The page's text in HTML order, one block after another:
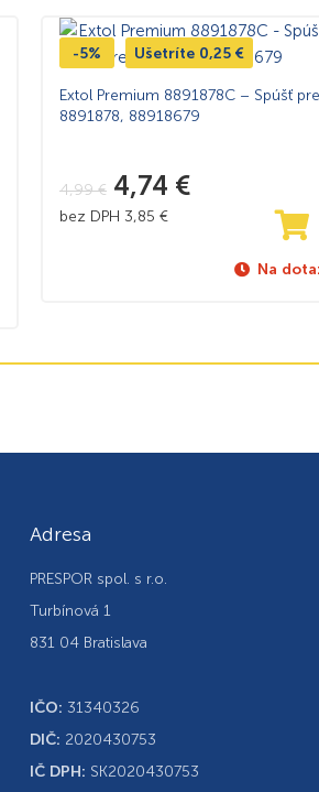
-5% Ušetríte 0,25 €
Extol Premium 8891878C – Spúšť pre
8891878, 88918679
4,99€ 4,74 €
bez DPH 3,85 €
Na
Adresa
PRESPOR spol. s r.o.
Turbínová 1
831 04 Bratislava
IČO: 31340326
DIČ: 2020430753
IČ DPH: SK2020430753